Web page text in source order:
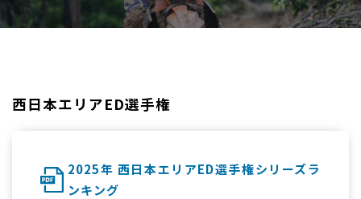
西日本エリアED選手権
2025年 西日本エリアED選手権シリーズラ
ンキング